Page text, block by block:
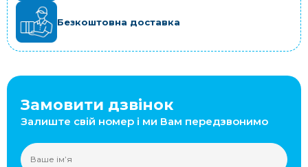
Безкоштовна доставка
Замовити дзвінок
Залиште свій номер і ми Вам передзвонимо